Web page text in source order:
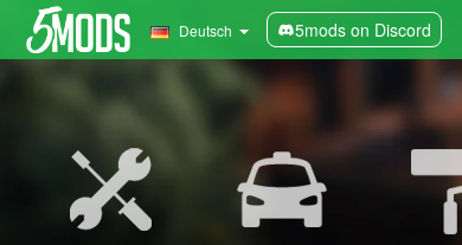
Deutsch 5mods on Discord